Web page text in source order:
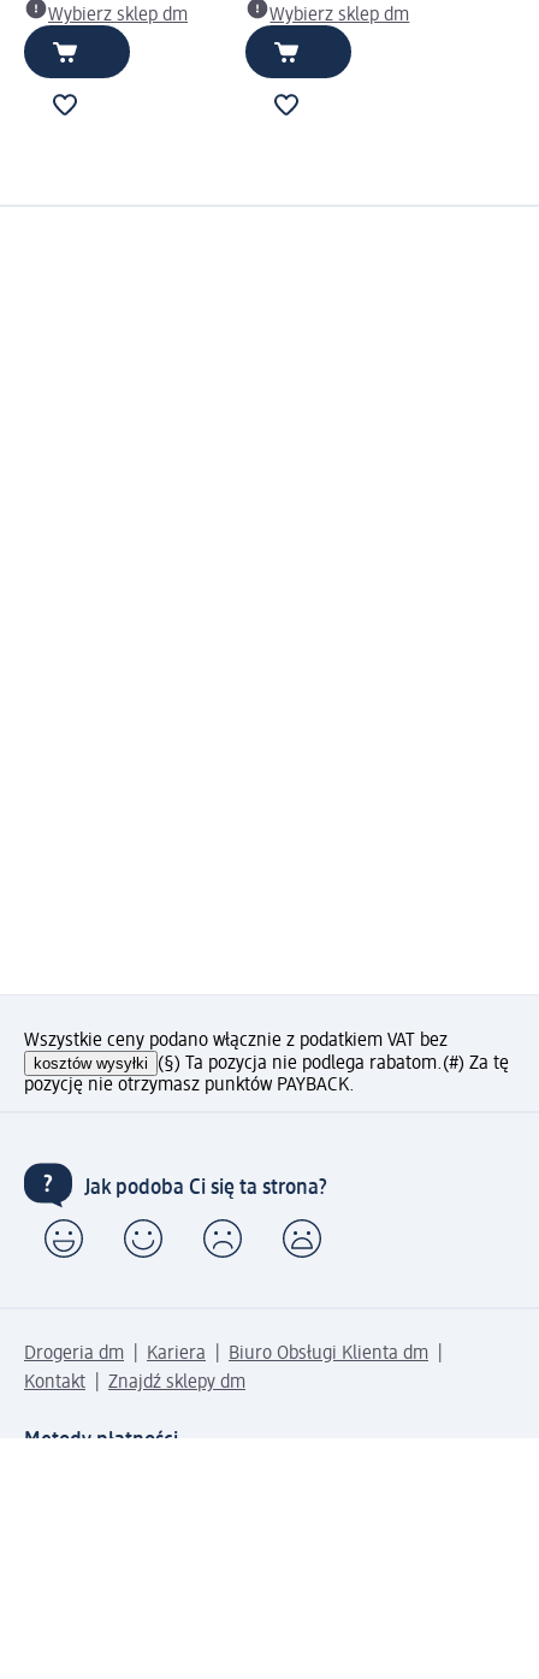
Wybierz sklep dm
Wybierz sklep dm
Wszystkie ceny podano włącznie z podatkiem VAT bez
kosztów wysyłki (§) Ta pozycja nie podlega rabatom.(#) Za tę
pozycję nie otrzymasz punktów PAYBACK.
Jak podoba Ci się ta strona?
Drogeria dm Kariera
Biuro Obsługi Klienta dm
Kontakt
Znajdź sklepy dm
Metody płatności